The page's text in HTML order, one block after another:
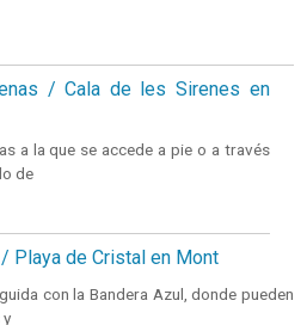
/ Cala de les Sirenes en
a la que se accede a pie o a través
de
Playa de Cristal en Mont
con la Bandera Azul, donde pueden